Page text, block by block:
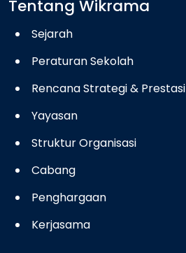
Tentang Wikrama
Sejarah
Peraturan Sekolah
Rencana Strategi & Prestasi
Yayasan
Struktur Organisasi
Cabang
Penghargaan
Kerjasama